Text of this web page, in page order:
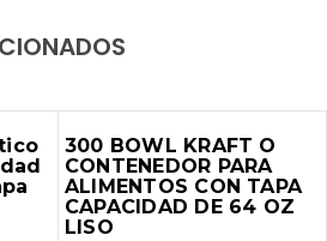
300 BOWL KRAFT O
CONTENEDOR PARA
ALIMENTOS CON TAPA
CAPACIDAD DE 64 OZ
LISO